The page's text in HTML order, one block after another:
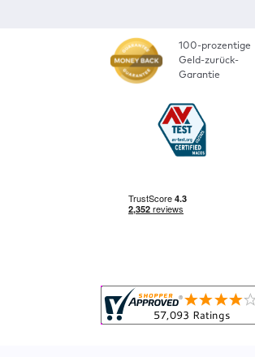
100-prozentige
Geld-zurück-
Garantie